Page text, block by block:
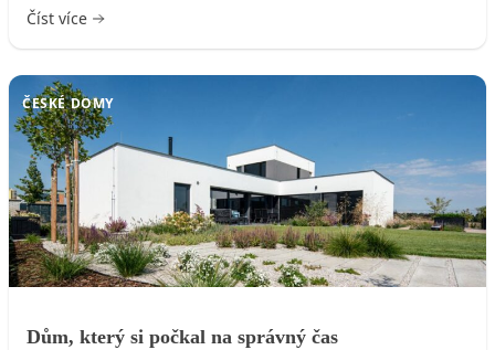
Číst více
ČESKÉ DOMY
Dům, který si počkal na správný čas